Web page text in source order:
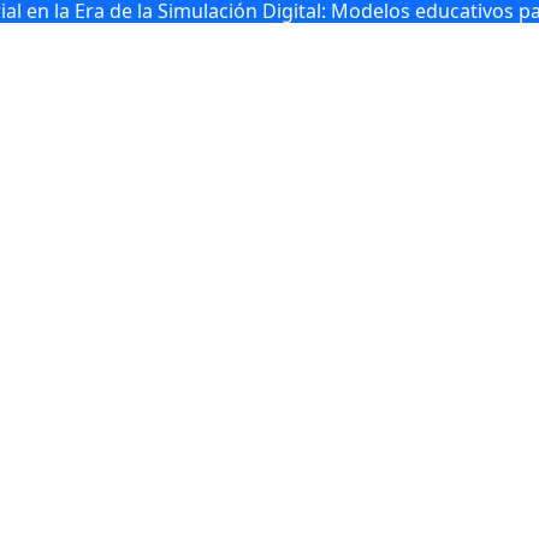
en la Era de la Simulación Digital: Modelos educativos